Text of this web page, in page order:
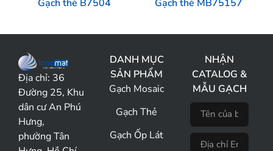
Gạch thẻ B7504 Gạch thẻ MB75157
Địa chỉ: 36
Đường 25, Khu
dân cư An Phú
Hưng,
phường Tân
DANH MỤC
SẢN PHẨM
Gạch Mosaic
Gạch Thẻ
Gạch Ốp Lát
NHẬN
CATALOG &
MẪU GẠCH